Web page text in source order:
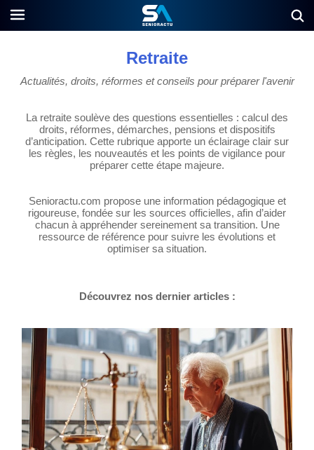
Retraite
Actualités, droits, réformes et conseils pour préparer l'avenir
La retraite soulève des questions essentielles : calcul des
droits, réformes, démarches, pensions et dispositifs
d’anticipation. Cette rubrique apporte un éclairage clair sur
les règles, les nouveautés et les points de vigilance pour
préparer cette étape majeure.
Senioractu.com propose une information pédagogique et
rigoureuse, fondée sur les sources officielles, afin d’aider
chacun à appréhender sereinement sa transition. Une
ressource de référence pour suivre les évolutions et
optimiser sa situation.
Découvrez nos dernier articles :